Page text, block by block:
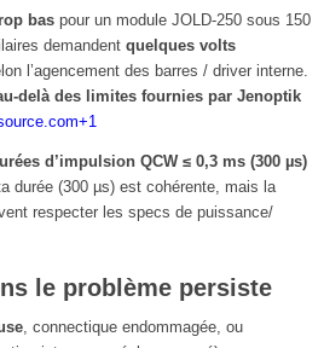
bas pour un module JOLD-250 sous 150
demandent quelques volts
l’agencement des barres / driver interne.
delà des limites fournies par Jenoptik
+1
d’impulsion QCW ≤ 0,3 ms (300 µs)
durée (300 µs) est cohérente, mais la
respecter les specs de puissance/
le problème persiste
, connectique endommagée, ou